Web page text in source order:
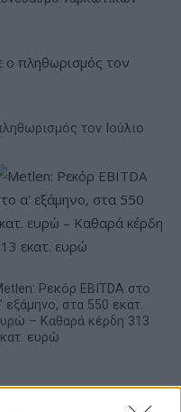
τον Ιούλιο
Ρεκόρ EBITDA στο
εξάμηνο, στα 550 εκατ.
– Καθαρά κέρδη 313
ευρώ